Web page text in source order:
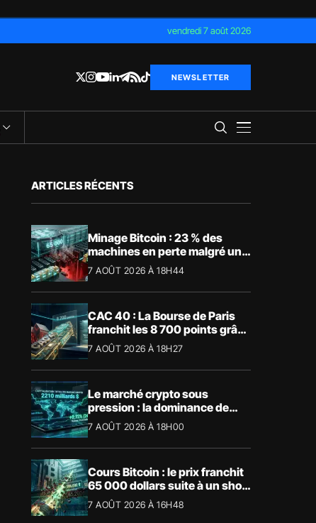
vendredi 7 août 2026
NEWSLETTER
ARTICLES RÉCENTS
Minage Bitcoin : 23 % des
machines en perte malgré un
BTC à 65 000 $
7 AOÛT 2026 À 18H44
CAC 40 : La Bourse de Paris
franchit les 8 700 points grâce
à la tech
7 AOÛT 2026 À 18H27
Le marché crypto sous
pression : la dominance de
Bitcoin aspire la liquidité
7 AOÛT 2026 À 18H00
Cours Bitcoin : le prix franchit
65 000 dollars suite à un short
squeeze massif
7 AOÛT 2026 À 16H48